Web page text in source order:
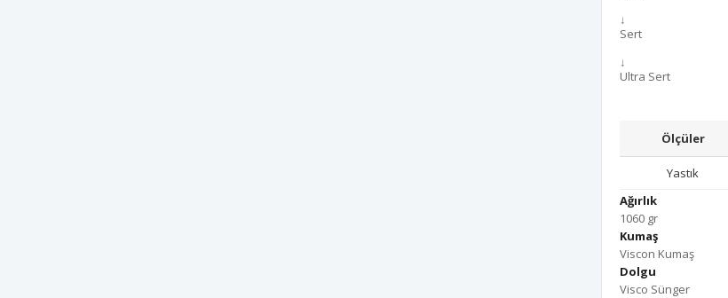
↓
Sert
↓
Ultra Sert
Ölçüler
Yastık
Ağırlık
1060 gr
Kumaş
Viscon Kumaş
Dolgu
Visco Sünger